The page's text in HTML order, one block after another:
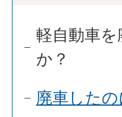
軽自動車
か？
廃車した